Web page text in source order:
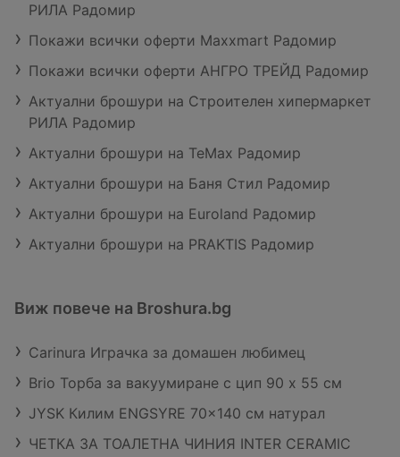
РИЛА Радомир
Покажи всички оферти Maxxmart Радомир
Покажи всички оферти АНГРО ТРЕЙД Радомир
Актуални брошури на Строителен хипермаркет
РИЛА Радомир
Актуални брошури на TeMax Радомир
Актуални брошури на Баня Стил Радомир
Актуални брошури на Euroland Радомир
Актуални брошури на PRAKTIS Радомир
Виж повече на Broshura.bg
Carinura Играчка за домашен любимец
Brio Торба за вакуумиране с цип 90 х 55 см
JYSK Килим ENGSYRE 70x140 см натурал
ЧЕТКА ЗА ТОАЛЕТНА ЧИНИЯ INTER CERAMIC